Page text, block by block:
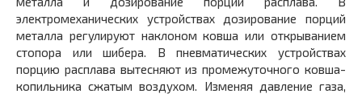
электромеханических устройствах дозирование порций
металла регулируют наклоном ковша или открыванием
стопора или шибера. В пневматических устройствах
порцию расплава вытесняют из промежуточного ковша-
копильника сжатым воздухом. Изменяя давление газа,